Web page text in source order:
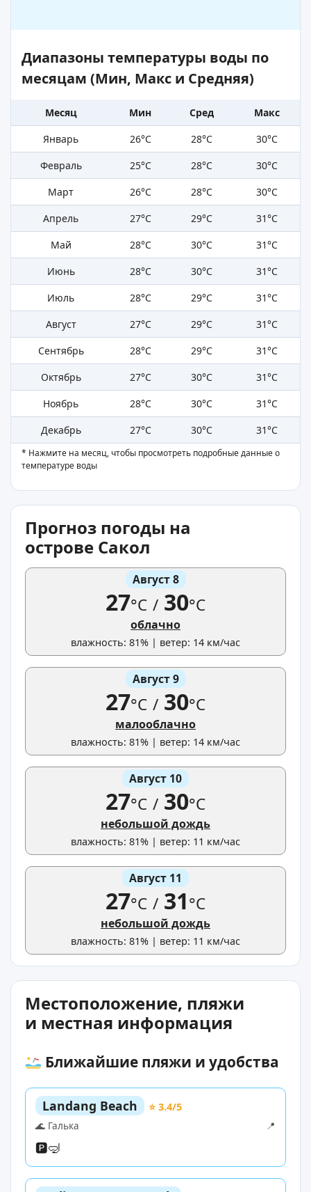
Диапазоны температуры воды по
месяцам (Мин, Макс и Средняя)
Месяц Мин Сред
Макс
Январь
26°C 28°C
30°C
Февраль
25°C 28°C
30°C
Март
26°C 28°C
30°C
Апрель
27°C 29°C
31°C
Май
28°C 30°C
31°C
Июнь
28°C 30°C
31°C
Июль
28°C 29°C
31°C
Август
27°C 29°C
31°C
Сентябрь
28°C 29°C
31°C
Октябрь
27°C 30°C
31°C
Ноябрь
28°C 30°C
31°C
Декабрь
27°C 30°C 31°C
* Нажмите на месяц, чтобы просмотреть подробные данные о
температуре воды
Прогноз погоды на
острове Сакол
Август 8
27°C / 30°C
облачно
влажность: 81% | ветер: 14 км/час
Август 9
27°C / 30°C
малооблачно
влажность: 81% | ветер: 14 км/час
Август 10
27°C / 30°C
небольшой дождь
влажность: 81% | ветер: 11 км/час
Август 11
27°C / 31°C
небольшой дождь
влажность: 81% | ветер: 11 км/час
Местоположение, пляжи
и местная информация
Ближайшие пляжи и удобства
Landang Beach
⭐ 3.4/5
🌊 Галька
📍
🅿️🤿